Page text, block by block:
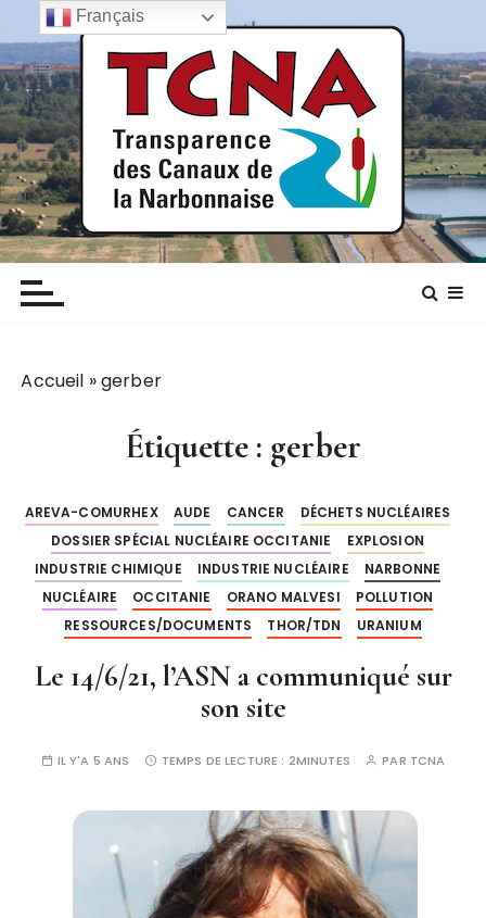
a
s
s
e
r
a
u
c
o TCNA NARBONNE
Transparence des canaux de la narbonnaise
Accueil »gerber
Étiquette : gerber
AREVA-COMURHEX AUDE CANCER
DÉCHETS NUCLÉAIRES
DOSSIER SPÉCIAL NUCLÉAIRE OCCITANIE
EXPLOSION
INDUSTRIE CHIMIQUE
INDUSTRIE NUCLÉAIRE
NARBONNE
NUCLÉAIRE
OCCITANIE ORANO MALVESI
POLLUTION
RESSOURCES/DOCUMENTS
THOR/TDN URANIUM
Le 14/6/21, l’ASN a communiqué sur
son site
IL Y'A 5 ANS TEMPS DE LECTURE : 2MINUTES PAR TCNA
Français